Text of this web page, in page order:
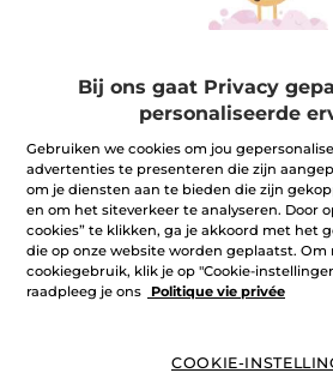
Bij ons gaat Privacy
personaliseerde
Gebruiken we cookies om jou
advertenties te presenteren die zijn
om je diensten aan te bieden die zijn
en om het siteverkeer te analyseren. Door
cookies” te klikken, ga je akkoord met het
die op onze website worden geplaatst. Om
cookiegebruik, klik je op "Cookie-
raadpleeg je ons
Politique vie privée
COOKIE-